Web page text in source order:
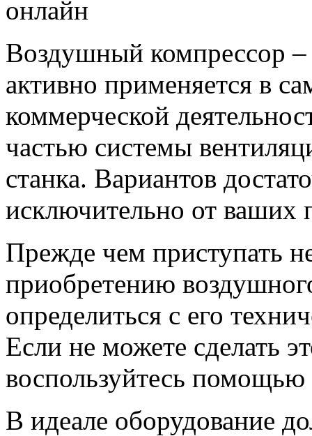
Воздушный компрессор –
активно применяется в
коммерческой
частью системы
станка. Вариантов
исключительно от ваших
Прежде чем приступать
приобретению
определиться с его
Если не можете сделать
воспользуйтесь помощью
В идеале оборудование